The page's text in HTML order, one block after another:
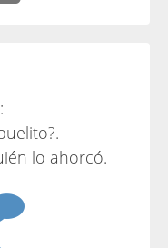
lo ahorcó.